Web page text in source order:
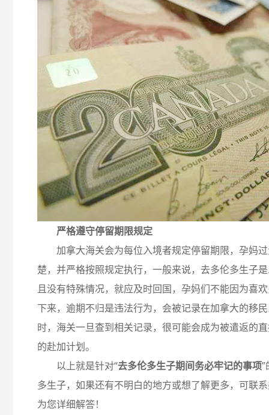
严格遵守停留期限规定
加拿大海关会为每位入境者规定停留期限，孕妈过
楚，并严格按照规定执行，一般来说，去多伦多生子
且没有特殊情况，就应及时回国，孕妈们不能因为喜
下来，逾期不归是违法行为，会被记录在加拿大的移
时，海关一旦查到相关记录，很可能会成为被遣返的
的赴加计划。
以上就是针对“去多伦多生子期间务必牢记的事项”
多生子，如果还有不明白的地方或想了解更多，可联
为您详细解答！